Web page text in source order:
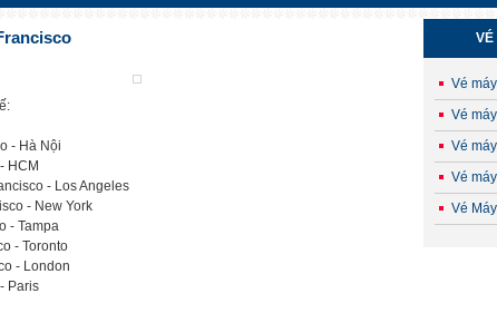
- Hà Nội
HCM
- Los Angeles
- New York
- Tampa
- Toronto
- London
Paris
VÉ
Vé
Vé
Vé
Vé
Vé